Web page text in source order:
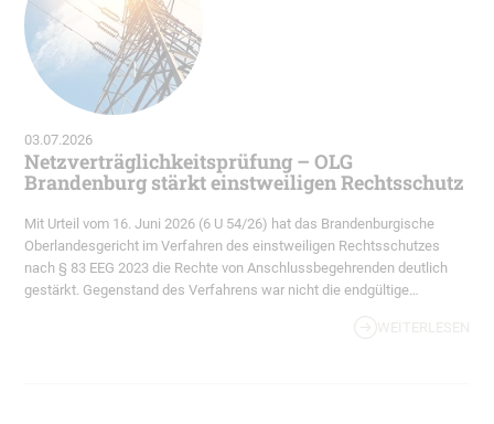
03.07.2026
Netzverträglichkeitsprüfung – OLG
Brandenburg stärkt einstweiligen Rechtsschutz
Mit Urteil vom 16. Juni 2026 (6 U 54/26) hat das Brandenburgische
Oberlandesgericht im Verfahren des einstweiligen Rechtsschutzes
nach § 83 EEG 2023 die Rechte von Anschlussbegehrenden deutlich
gestärkt. Gegenstand des Verfahrens war nicht die endgültige
Entscheidung über einen Netzanschluss, sondern die Frage, welche
WEITERLESEN